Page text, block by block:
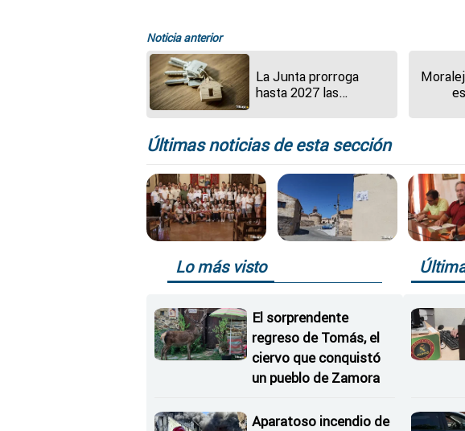
Noticia anterior
La Junta prorroga
hasta 2027 las
el acceso a hogares
vulnerables
Últimas noticias de esta sección
Lo más visto
El sorprendente
regreso de Tomás, el
ciervo que conquistó
un pueblo de Zamora
Aparatoso incendio de